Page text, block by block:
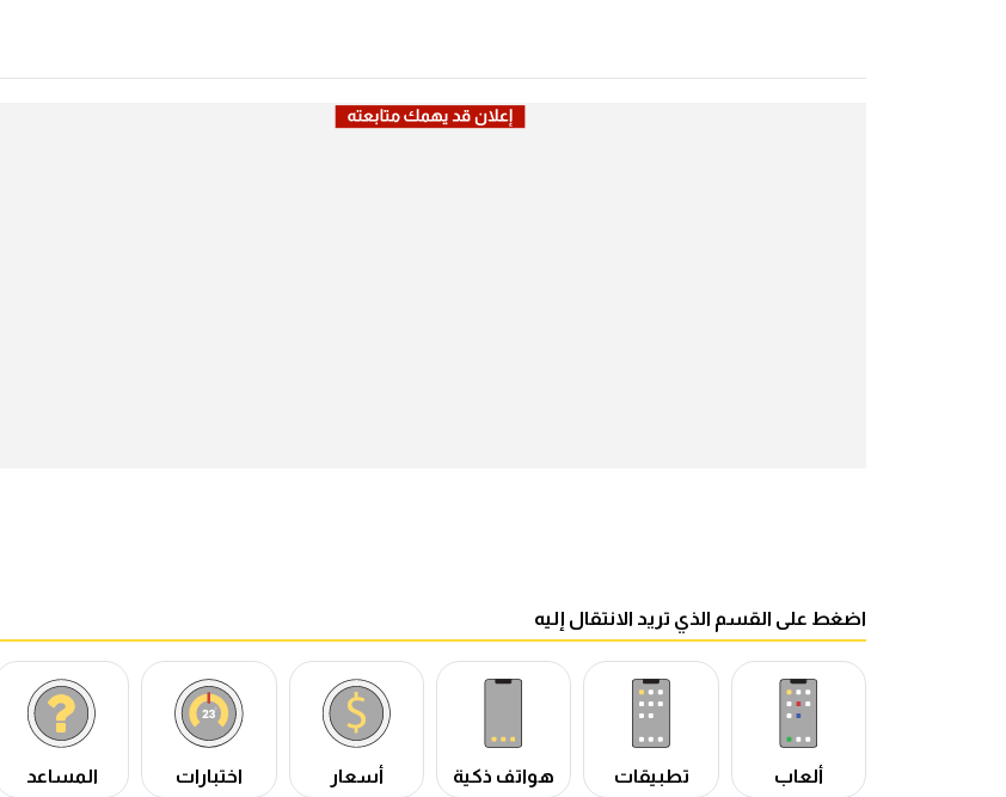
اضغط على القسم الذي تريد الانتقال إليه
ألعاب تطبيقات هواتف ذكية أسعار اختبارات المساعد